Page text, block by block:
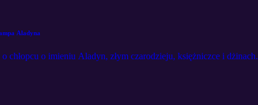
Aladyna
chłopcu o imieniu Aladyn, złym czarodzieju, księżniczce i dżinach.